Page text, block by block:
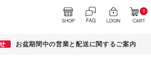
0
お盆期間中の営業と配送に関するご案内